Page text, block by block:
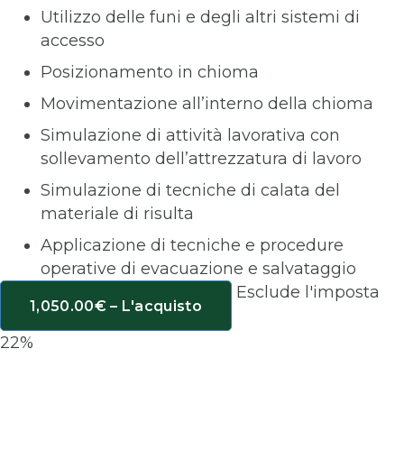
Utilizzo delle funi e degli altri sistemi di
accesso
Posizionamento in chioma
Movimentazione all’interno della chioma
Simulazione di attività lavorativa con
sollevamento dell’attrezzatura di lavoro
Simulazione di tecniche di calata del
materiale di risulta
Applicazione di tecniche e procedure
operative di evacuazione e salvataggio
1,050.00€ – L'acquisto
Esclude l'imposta
22%